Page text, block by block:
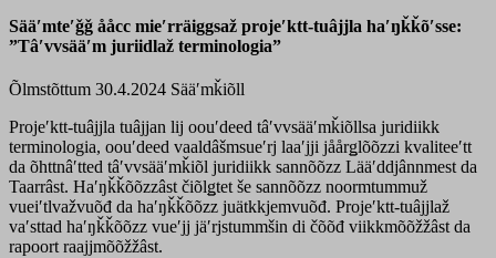
Sääʹmteʹǧǧ ååcc mieʹrräiggsaž projeʹktt-tuâjjla haʹŋǩǩõʹsse:
”Tâʹvvsääʹm juriidlaž terminologia”
Õlmstõttum 30.4.2024 Sääʹmǩiõll
Projeʹktt-tuâjjla tuâjjan lij oouʹdeed tâʹvvsääʹmǩiõllsa juridiikk
terminologia, oouʹdeed vaaldâšmsueʹrj laaʹjji jåårǥlõõzzi kvaliteeʹtt
da õhttnâʹtted tâʹvvsääʹmǩiõl juridiikk sannõõzz Lääʹddjânnmest da
Taarrâst. Haʹŋǩǩõõzzâst čiõlǥtet še sannõõzz noormtummuž
vueiʹtlvažvuõđ da haʹŋǩǩõõzz juätkkjemvuõđ. Projeʹktt-tuâjjlaž
vaʹsttad haʹŋǩǩõõzz vueʹjj jäʹrjstummšin di čõõđ viikkmõõžžâst da
rapoort raajjmõõžžâst.